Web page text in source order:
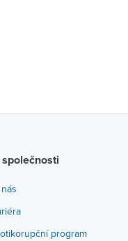
program